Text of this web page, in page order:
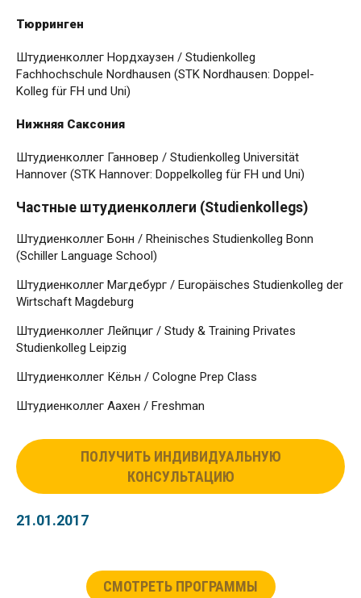
Тюрринген
Штудиенколлег Нордхаузен / Studienkolleg
Fachhochschule Nordhausen (STK Nordhausen: Doppel-
Kolleg für FH und Uni)
Нижняя Саксония
Штудиенколлег Ганновер / Studienkolleg Universität
Hannover (STK Hannover: Doppelkolleg für FH und Uni)
Частные штудиенколлеги (Studienkollegs)
Штудиенколлег Бонн / Rheinisches Studienkolleg Bonn
(Schiller Language School)
Штудиенколлег Магдебург / Europäisches Studienkolleg der
Wirtschaft Magdeburg
Штудиенколлег Лейпциг / Study & Training Privates
Studienkolleg Leipzig
Штудиенколлег Кёльн / Cologne Prep Class
Штудиенколлег Аахен / Freshman
ПОЛУЧИТЬ ИНДИВИДУАЛЬНУЮ
КОНСУЛЬТАЦИЮ
21.01.2017
СМОТРЕТЬ ПРОГРАММЫ